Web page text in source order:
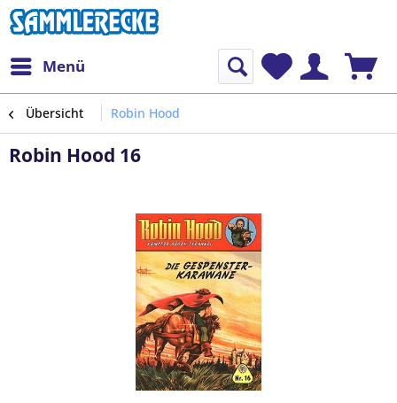
Menü
Übersicht Robin Hood
Robin Hood 16